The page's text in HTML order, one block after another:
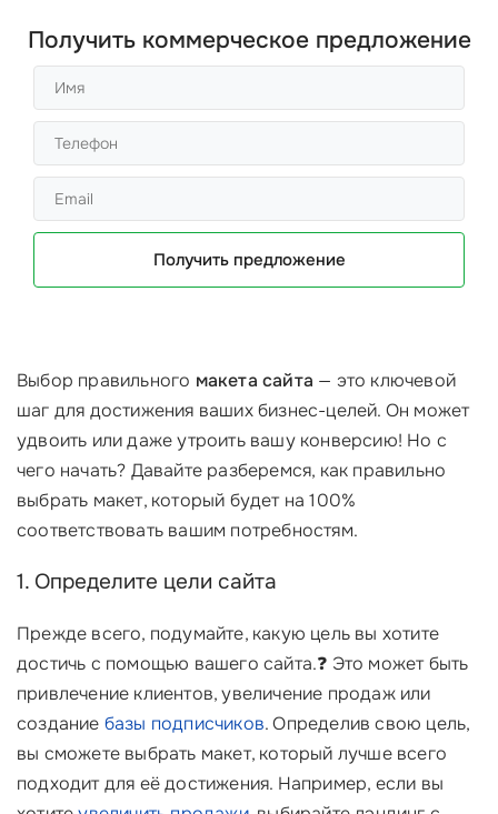
Получить коммерческое предложение
Получить предложение
Выбор правильного макета сайта — это ключевой
шаг для достижения ваших бизнес-целей. Он может
удвоить или даже утроить вашу конверсию! Но с
чего начать? Давайте разберемся, как правильно
выбрать макет, который будет на 100%
соответствовать вашим потребностям.
1. Определите цели сайта
Прежде всего, подумайте, какую цель вы хотите
достичь с помощью вашего сайта.❓ Это может быть
привлечение клиентов, увеличение продаж или
создание базы подписчиков. Определив свою цель,
вы сможете выбрать макет, который лучше всего
подходит для её достижения. Например, если вы